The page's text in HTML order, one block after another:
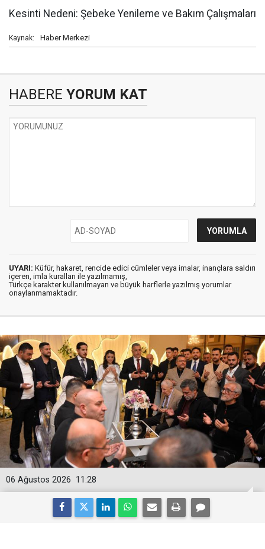
Kesinti Nedeni: Şebeke Yenileme ve Bakım Çalışmaları
Kaynak: Haber Merkezi
HABERE YORUM KAT
UYARI: Küfür, hakaret, rencide edici cümleler veya imalar, inançlara saldırı
içeren, imla kuralları ile yazılmamış,
Türkçe karakter kullanılmayan ve büyük harflerle yazılmış yorumlar
onaylanmamaktadır.
11:28
06 Ağustos 2026